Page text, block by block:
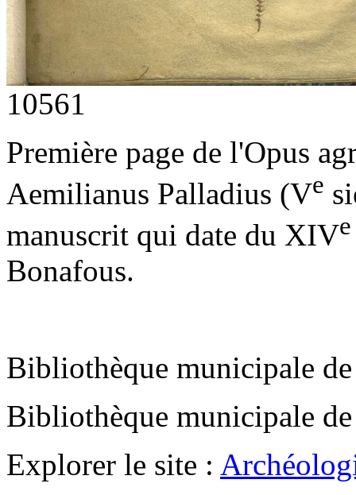
10561
Première page de l'Opus
Aemilianus Palladius (Ve
manuscrit qui date du XIVe
Bonafous.
Bibliothèque municipale
Bibliothèque municipale
Explorer le site :